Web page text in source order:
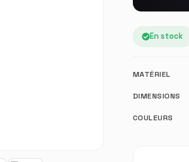
En stock
MATÉRIEL
DIMENSIONS
COULEURS